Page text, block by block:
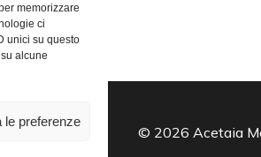
memorizzare
ci
unici su questo
alcune
le preferenze
© 2026 Acetaia